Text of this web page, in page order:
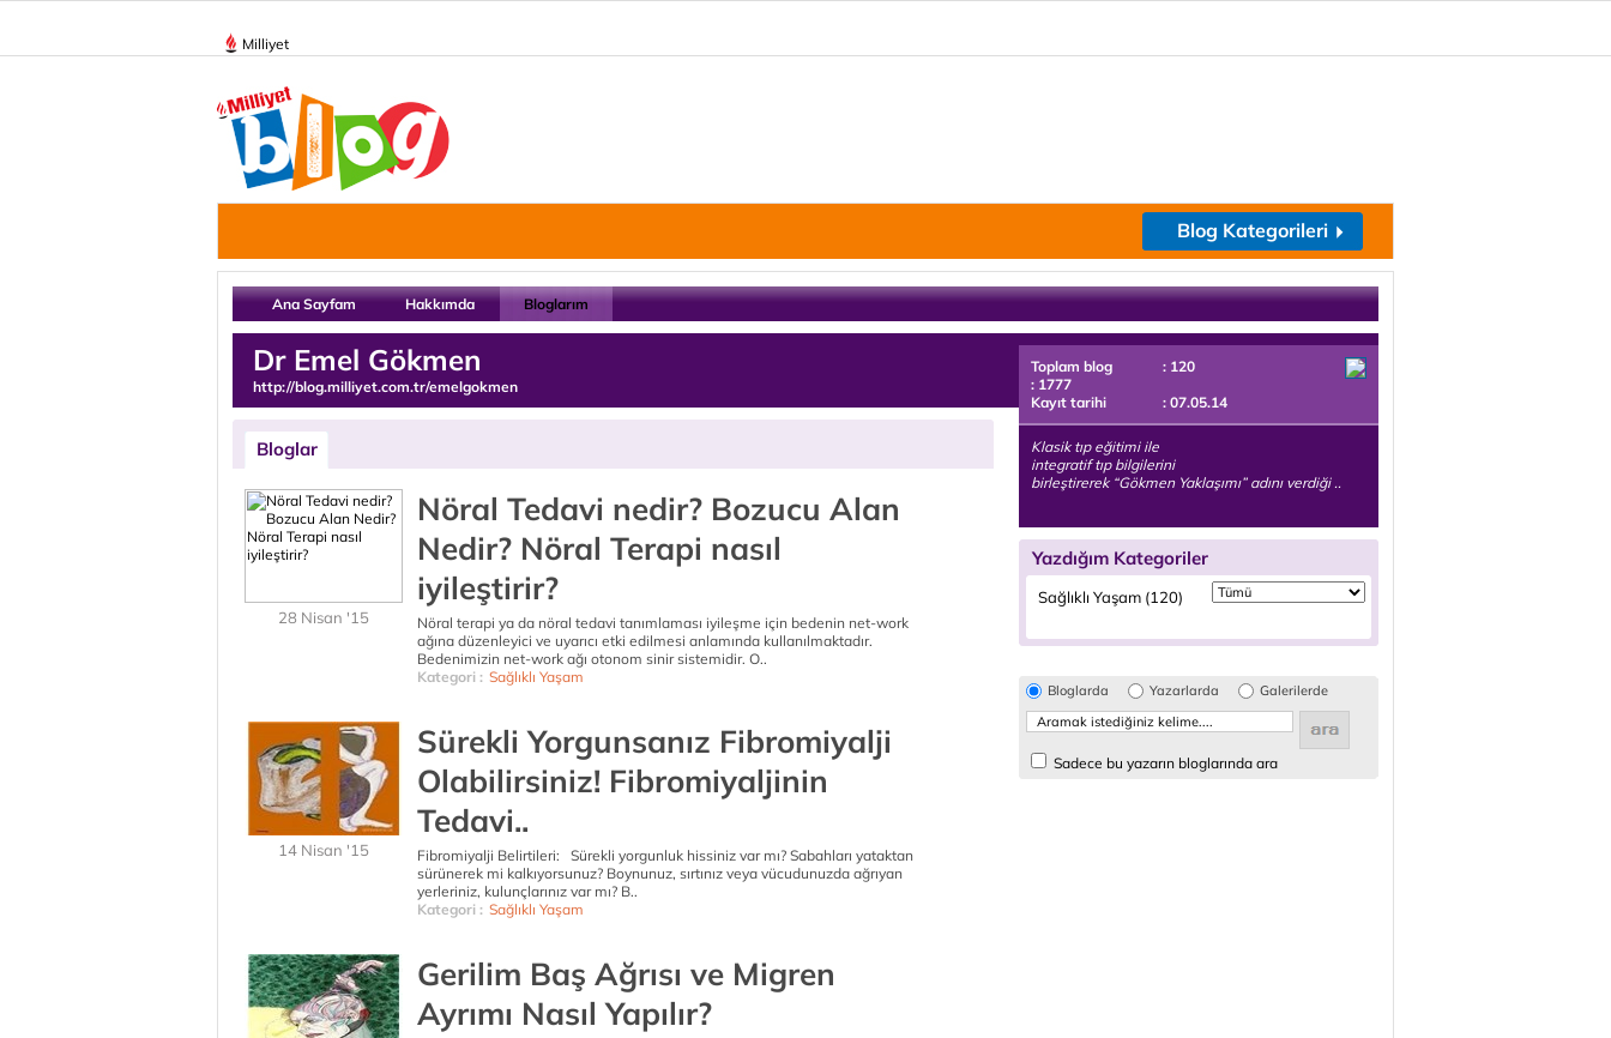
Milliyet
Blog Kategorileri
Ana Sayfam Hakkımda Bloglarım
Dr Emel Gökmen
http://blog.milliyet.com.tr/emelgokmen
Bloglar
28 Nisan '15
Nöral Tedavi nedir? Bozucu Alan
Nedir? Nöral Terapi nasıl
iyileştirir?
Nöral terapi ya da nöral tedavi tanımlaması iyileşme için bedenin net-work
ağına düzenleyici ve uyarıcı etki edilmesi anlamında kullanılmaktadır.
Bedenimizin net-work ağı otonom sinir sistemidir. O..
Kategori : Sağlıklı Yaşam
14 Nisan '15
Sürekli Yorgunsanız Fibromiyalji
Olabilirsiniz! Fibromiyaljinin
Tedavi..
Fibromiyalji Belirtileri: Sürekli yorgunluk hissiniz var mı? Sabahları yataktan
sürünerek mi kalkıyorsunuz? Boynunuz, sırtınız veya vücudunuzda ağrıyan
yerleriniz, kulunçlarınız var mı? B..
Kategori : Sağlıklı Yaşam
Gerilim Baş Ağrısı ve Migren
Ayrımı Nasıl Yapılır?
Toplam blog
: 120
: 1777
Kayıt tarihi
: 07.05.14
Klasik tıp eğitimi ile
integratif tıp bilgilerini
birleştirerek “Gökmen Yaklaşımı” adını verdiği ..
Yazdığım Kategoriler
Sağlıklı Yaşam (120)
Bloglarda Yazarlarda Galerilerde
Sadece bu yazarın bloglarında ara